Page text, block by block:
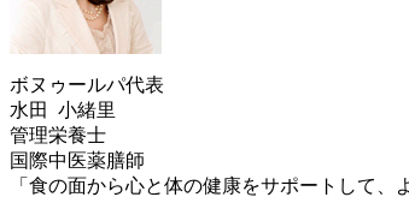
ボヌゥールパ代表
水田 小緒里
管理栄養士
国際中医薬膳師
「食の面から心と体の健康をサポートして